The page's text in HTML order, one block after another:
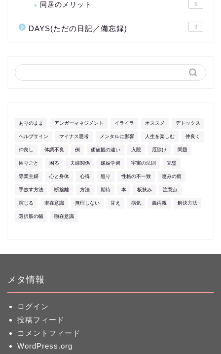
同居のメリット 5
DAYS(ただの日記／備忘録) 3
ありのまま アンガーマネジメント イライラ オススメ デトックス
ヘルプサイン マイナス思考 メンタルに影響 人生を楽しむ 仲良く
仲良し 体調不良 例 価値観の違い 入院 厄除け 問題
困りごと 困る 夫婦関係 嫁姑学習 宇宙の法則 完璧
専業主婦 心と身体 心得 怒り 性格の不一致 恵みの雨
手放す方法 断捨離 方法 期待 本 板挟み 注意点
演じる 潜在意識 無理しない 甘え 病気 義両親 解決方法
選択肢の幅 顕在意識
メタ情報
ログイン
投稿フィード
コメントフィード
WordPress.org